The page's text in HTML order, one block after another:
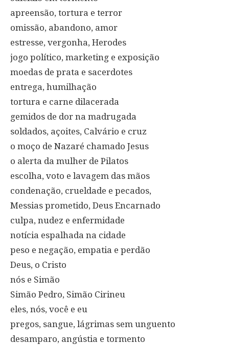
apreensão, tortura e terror
omissão, abandono, amor
estresse, vergonha, Herodes
jogo político, marketing e exposição
moedas de prata e sacerdotes
entrega, humilhação
tortura e carne dilacerada
gemidos de dor na madrugada
soldados, açoites, Calvário e cruz
o moço de Nazaré chamado Jesus
o alerta da mulher de Pilatos
escolha, voto e lavagem das mãos
condenação, crueldade e pecados,
Messias prometido, Deus Encarnado
culpa, nudez e enfermidade
notícia espalhada na cidade
peso e negação, empatia e perdão
Deus, o Cristo
nós e Simão
Simão Pedro, Simão Cirineu
eles, nós, você e eu
pregos, sangue, lágrimas sem unguento
desamparo, angústia e tormento